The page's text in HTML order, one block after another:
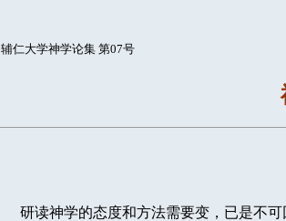
辅仁大学神学论集 第07号
研读神学的态度和方法需要变，已是不可